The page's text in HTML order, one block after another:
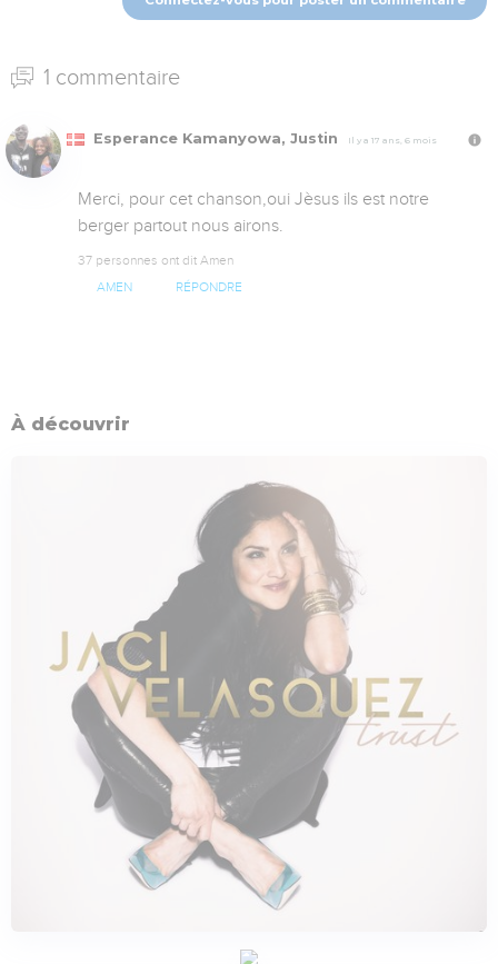
1 commentaire
Esperance Kamanyowa, Justin Il y a 17 ans, 6 mois
Merci, pour cet chanson,oui Jèsus ils est notre
berger partout nous airons.
37 personnes ont dit Amen
AMEN RÉPONDRE
À découvrir